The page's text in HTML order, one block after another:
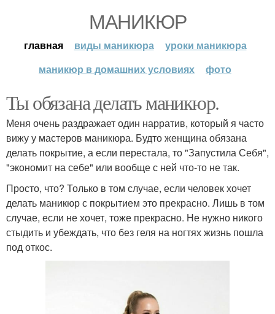
МАНИКЮР
главная виды маникюра
уроки маникюра
маникюр в домашних условиях
фото
Ты обязана делать маникюр.
Меня очень раздражает один нарратив, который я часто
вижу у мастеров маникюра. Будто женщина обязана
делать покрытие, а если перестала, то "Запустила Себя",
"экономит на себе" или вообще с ней что-то не так.
Просто, что? Только в том случае, если человек хочет
делать маникюр с покрытием это прекрасно. Лишь в том
случае, если не хочет, тоже прекрасно. Не нужно никого
стыдить и убеждать, что без геля на ногтях жизнь пошла
под откос.